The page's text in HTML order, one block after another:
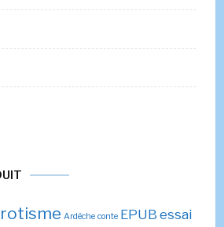
Ardèche conte EPUB essai